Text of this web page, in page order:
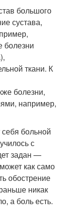
большого
сустава,
болезни
ткани. К
болезни,
например,
больной
с
задан —
как само
обострение
никак
а боль есть.